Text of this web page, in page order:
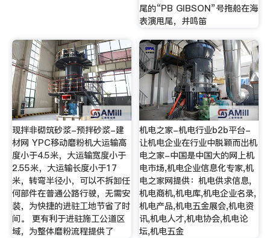
尾的“PB GIBSON”号拖船在海
表演甩尾，并鸣笛
现拌非砌筑砂浆-预拌砂浆-建
材网 YPC移动磨粉机大运输高
度小于4.5米，大运输宽度小于
2.55米，大运输长度小于17
米，转弯半径小，可以不拆卸任
何部件在普通公路行驶，无需安
装，为快捷的进驻工地节省了时
间。 更有利于进驻施工公道区
域，为整体磨粉流程提供了
机电之家-机电行业b2b平台-
让机电企业在行业中脱颖而出机
电之家-中国是中国大的网上机
电市场,机电企业信息化专家,机
电之家网提供：机电供求信息,
机电商机,机电库,机电企业名录,
机电产品,机电五金展会,机电资
讯,机电人才,机电协会,机电论
坛,机电五金